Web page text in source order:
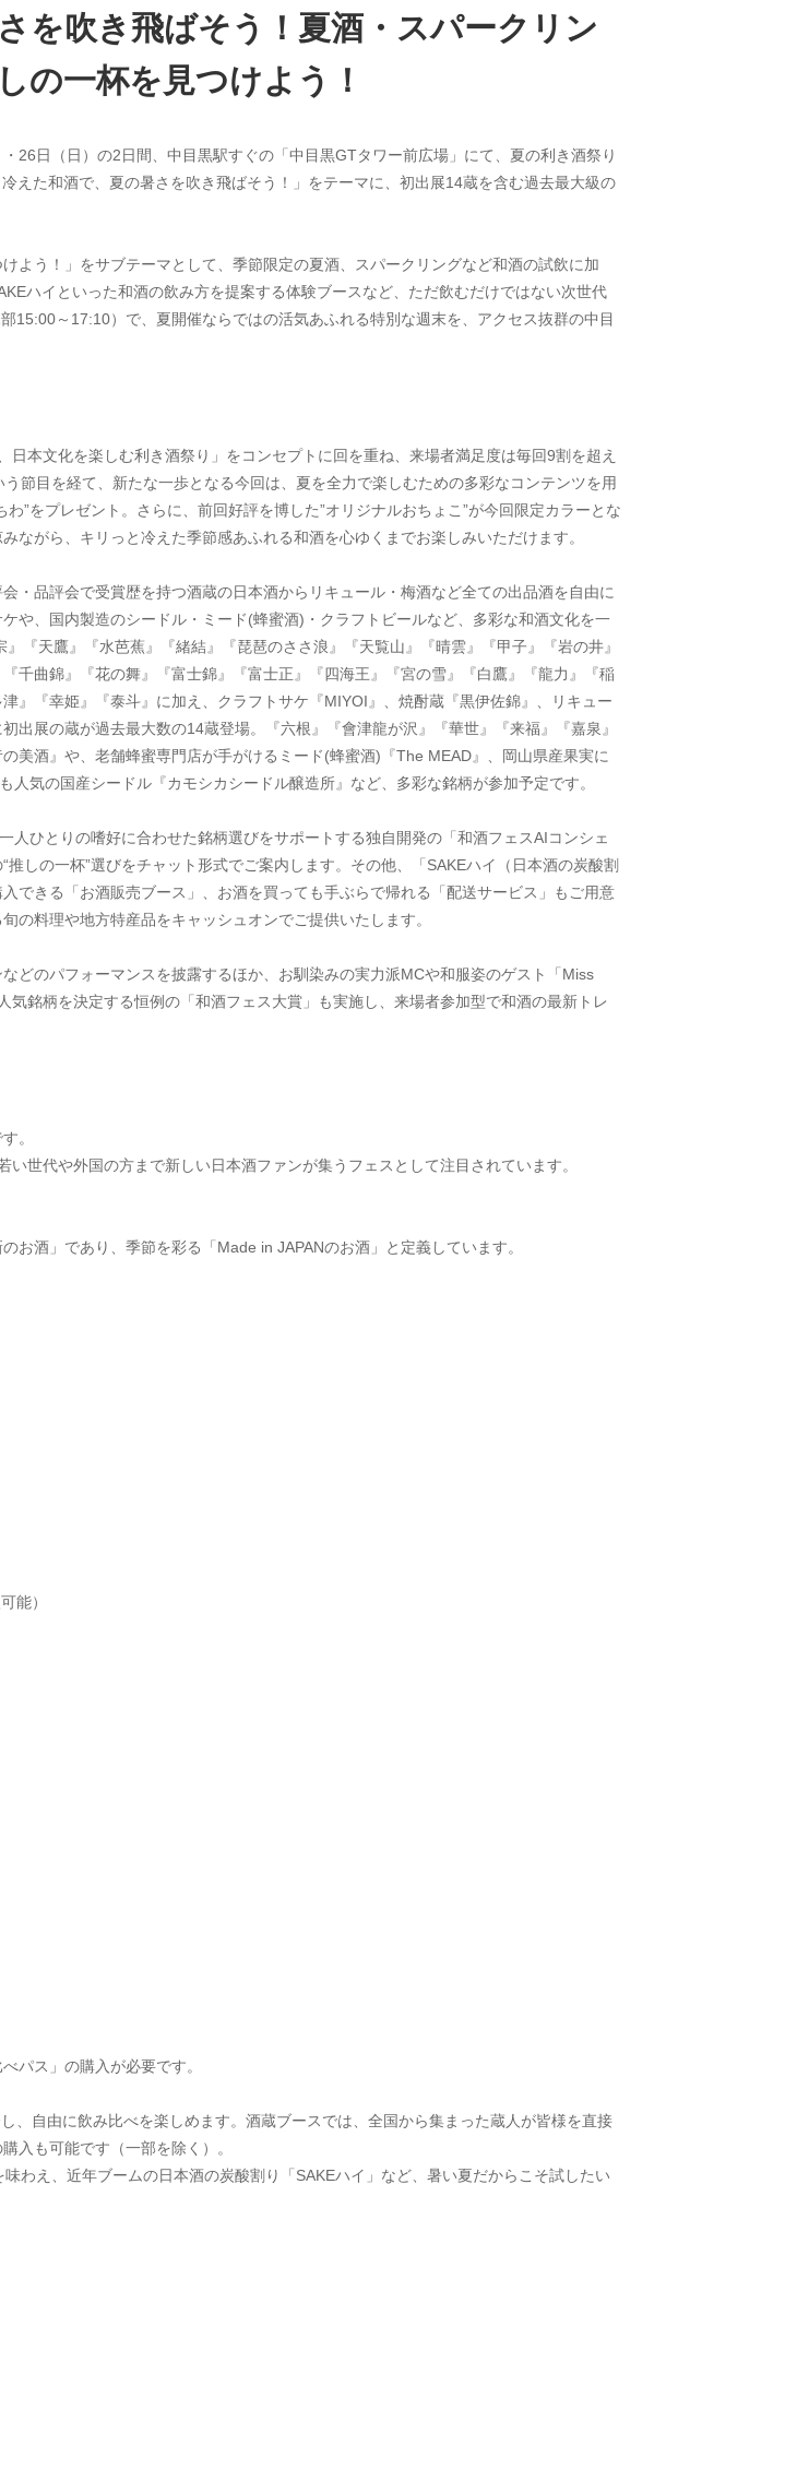
を吹き飛ばそう！夏酒・スパークリン
の一杯を見つけよう！
26日（日）の2日間、中目黒駅すぐの「中目黒GTタワー前広場」にて、夏の利き酒祭り
えた和酒で、夏の暑さを吹き飛ばそう！」をテーマに、初出展14蔵を含む過去最大級の
よう！」をサブテーマとして、季節限定の夏酒、スパークリングなど和酒の試飲に加
ハイといった和酒の飲み方を提案する体験ブースなど、ただ飲むだけではない次世代
～17:10）で、夏開催ならではの活気あふれる特別な週末を、アクセス抜群の中目
本文化を楽しむ利き酒祭り」をコンセプトに回を重ね、来場者満足度は毎回9割を超え
節目を経て、新たな一歩となる今回は、夏を全力で楽しむための多彩なコンテンツを用
”をプレゼント。さらに、前回好評を博した”オリジナルおちょこ”が今回限定カラーとな
ながら、キリっと冷えた季節感あふれる和酒を心ゆくまでお楽しみいただけます。
・品評会で受賞歴を持つ酒蔵の日本酒からリキュール・梅酒など全ての出品酒を自由に
や、国内製造のシードル・ミード(蜂蜜酒)・クラフトビールなど、多彩な和酒文化を一
『天鷹』『水芭蕉』『緒結』『琵琶のささ浪』『天覧山』『晴雲』『甲子』『岩の井』
千曲錦』『花の舞』『富士錦』『富士正』『四海王』『宮の雪』『白鷹』『龍力』『稲
』『幸姫』『泰斗』に加え、クラフトサケ『MIYOI』、焼酎蔵『黒伊佐錦』、リキュー
出展の蔵が過去最大数の14蔵登場。『六根』『會津龍が沢』『華世』『来福』『嘉泉』
美酒』や、老舗蜂蜜専門店が手がけるミード(蜂蜜酒)『The MEAD』、岡山県産果実に
気の国産シードル『カモシカシードル醸造所』など、多彩な銘柄が参加予定です。
ひとりの嗜好に合わせた銘柄選びをサポートする独自開発の「和酒フェスAIコンシェ
しの一杯”選びをチャット形式でご案内します。その他、「SAKEハイ（日本酒の炭酸割
できる「お酒販売ブース」、お酒を買っても手ぶらで帰れる「配送サービス」もご用意
の料理や地方特産品をキャッシュオンでご提供いたします。
どのパフォーマンスを披露するほか、お馴染みの実力派MCや和服姿のゲスト「Miss
銘柄を決定する恒例の「和酒フェス大賞」も実施し、来場者参加型で和酒の最新トレ
。
世代や外国の方まで新しい日本酒ファンが集うフェスとして注目されています。
お酒」であり、季節を彩る「Made in JAPANのお酒」と定義しています。
能）
パス」の購入が必要です。
、自由に飲み比べを楽しめます。酒蔵ブースでは、全国から集まった蔵人が皆様を直接
入も可能です（一部を除く）。
わえ、近年ブームの日本酒の炭酸割り「SAKEハイ」など、暑い夏だからこそ試したい